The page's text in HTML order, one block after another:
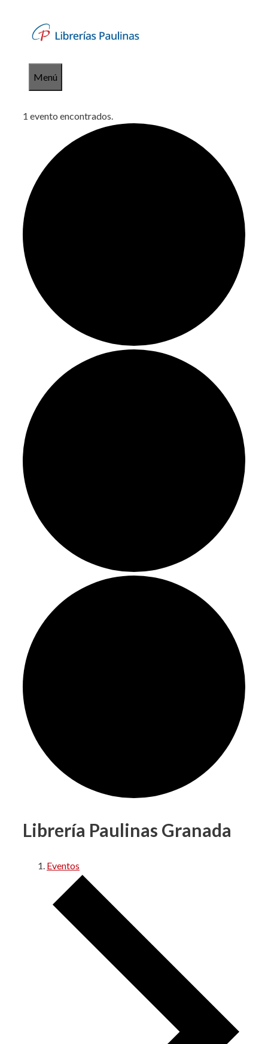
contenido
Menú
1 evento encontrados.
Librería Paulinas Granada
Eventos